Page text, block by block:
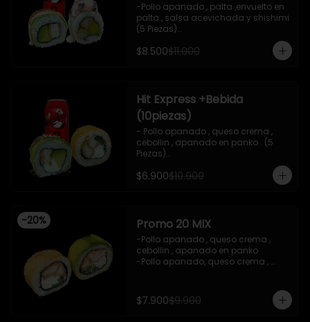
-Pollo apanado , palta ,envuelto en
palta , salsa acevichada y shishimi
(5 Piezas)
-Camaron cocido , palta ,ceviche
mixto , salsa acevichada ( 5 Piezas)
-Incluye 1 bebida (coca cola zero), Y
$8.500$11.000
Hit Express +Bebida
(10piezas)
- Pollo apanado , queso crema ,
cebollin , apanado en panko . (5
Piezas)
palta ,envuelto en palta , salsa
-Imagen referencial .
$6.900$10.900
-20% Promo 20 MIX
-Pollo apanado , queso crema ,
cebollin , apanado en panko
-Pollo apanado, queso crema ,
-incluye 1 salsa de soya , 1 salsa
teriyaki
$7.900$9.900